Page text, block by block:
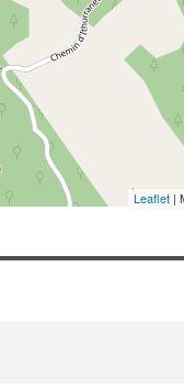
Leaflet |